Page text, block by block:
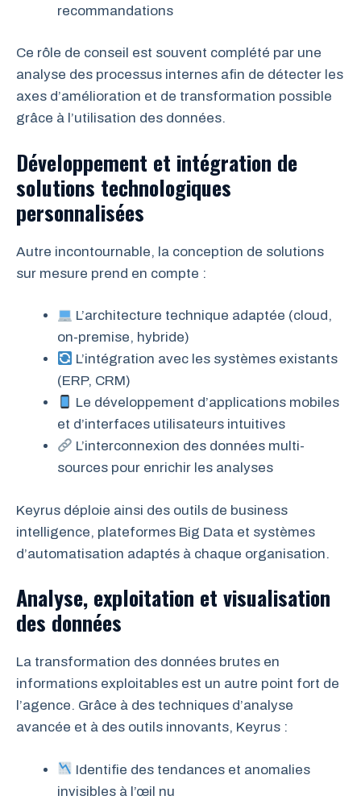
recommandations
Ce rôle de conseil est souvent complété par une
analyse des processus internes afin de détecter les
axes d’amélioration et de transformation possible
grâce à l’utilisation des données.
Développement et intégration de
solutions technologiques
personnalisées
Autre incontournable, la conception de solutions
sur mesure prend en compte :
L’architecture technique adaptée (cloud,
on-premise, hybride)
L’intégration avec les systèmes existants
(ERP, CRM)
Le développement d’applications mobiles
et d’interfaces utilisateurs intuitives
L’interconnexion des données multi-
sources pour enrichir les analyses
Keyrus déploie ainsi des outils de business
intelligence, plateformes Big Data et systèmes
d’automatisation adaptés à chaque organisation.
Analyse, exploitation et visualisation
des données
La transformation des données brutes en
informations exploitables est un autre point fort de
l’agence. Grâce à des techniques d’analyse
avancée et à des outils innovants, Keyrus :
Identifie des tendances et anomalies
invisibles à l’œil nu